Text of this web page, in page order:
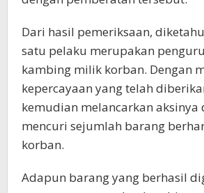
Dari hasil pemeriksaan,
satu pelaku merupakan
kambing milik korban. Dengan
kepercayaan yang telah
kemudian melancarkan aksinya
mencuri sejumlah barang
korban.
Adapun barang yang berhasil